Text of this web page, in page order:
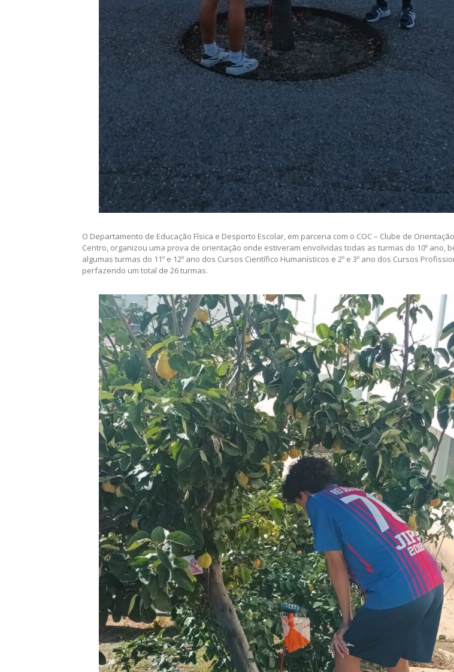
O Departamento de Educação Física e Desporto Escolar, em parceria com o COC – Clube de
Centro, organizou uma prova de orientação onde estiveram envolvidas todas as turmas do 10º ano,
algumas turmas do 11º e 12º ano dos Cursos Científico Humanísticos e 2º e 3º ano dos Cursos
perfazendo um total de 26 turmas.